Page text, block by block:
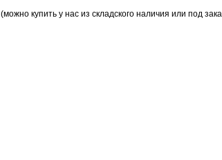
(можно купить у нас из складского наличия или под